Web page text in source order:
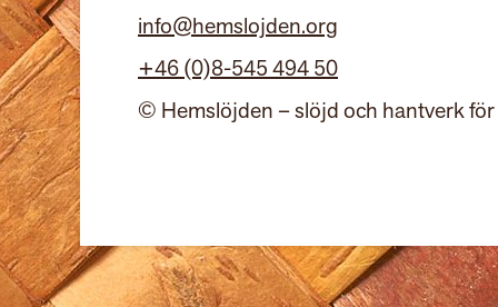
info@hemslojden.org
+46 (0)8-545 494 50
© Hemslöjden – slöjd och hantverk